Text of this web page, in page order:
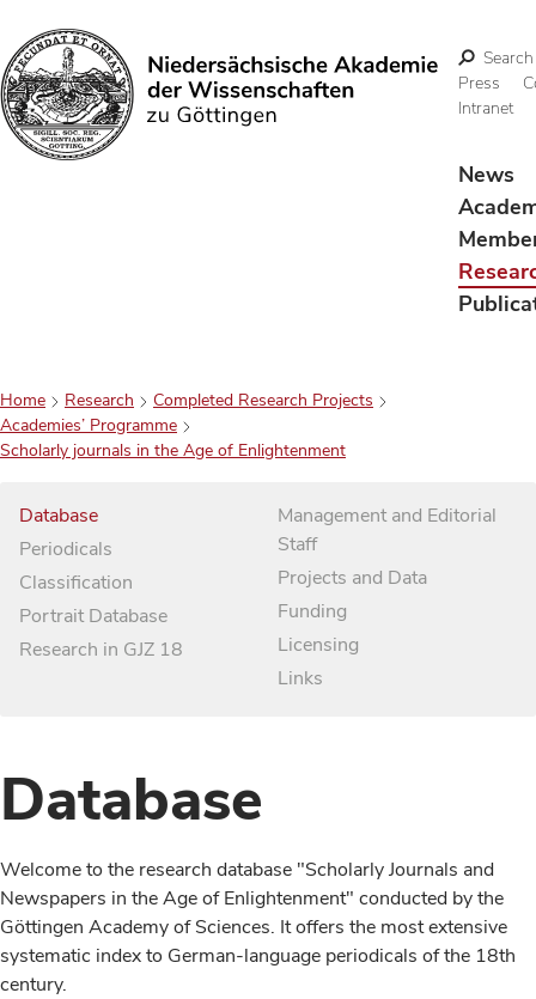
Search
Search
Press
Intranet
News
Home Research
Completed Research Projects
Academies’ Programme
Scholarly journals in the Age of Enlightenment
Database
Periodicals
Classification
Portrait Database
Research in GJZ 18
Management and Editorial
Staff
Projects and Data
Funding
Licensing
Links
Database
Welcome to the research database "Scholarly Journals and
Newspapers in the Age of Enlightenment" conducted by the
Göttingen Academy of Sciences. It offers the most extensive
systematic index to German-language periodicals of the 18th
century.